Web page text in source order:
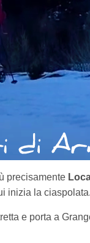
precisamente
inizia la ciaspolata.
e porta a